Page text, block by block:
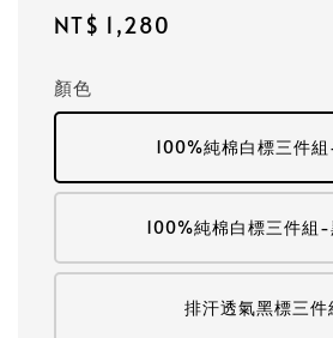
Regular
NT$ 1,280
顏色
100%純棉白標三件
100%純棉白標三件組
排汗透氣黑標三件